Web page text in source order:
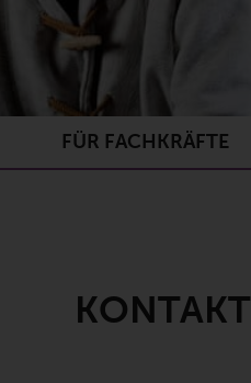
FÜR FACHKRÄFTE
KONTAKT